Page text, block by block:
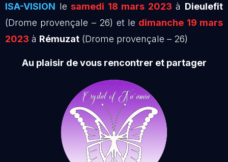
ISA-VISION lesamedi 18 mars 2023 à Dieulefit
(Drome provençale – 26) et le dimanche 19 mars
2023 à Rémuzat (Drome provençale – 26)
Au plaisir de vous rencontrer et partager